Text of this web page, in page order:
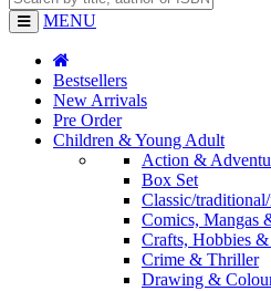
MENU
Bestsellers
New Arrivals
Pre Order
Children & Young Adult
Action &
Box Set
Classic/
Comics, Mangas
Crafts, Hobbies &
Crime & Thriller
Drawing &